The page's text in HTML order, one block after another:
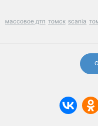
массовое дтп томск scania